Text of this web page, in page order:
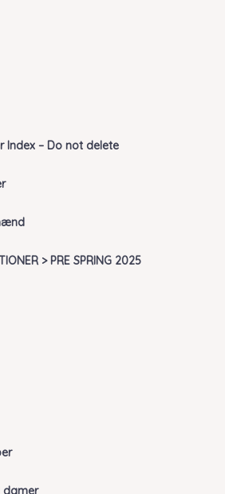
Index – Do not delete
> PRE SPRING 2025
damer